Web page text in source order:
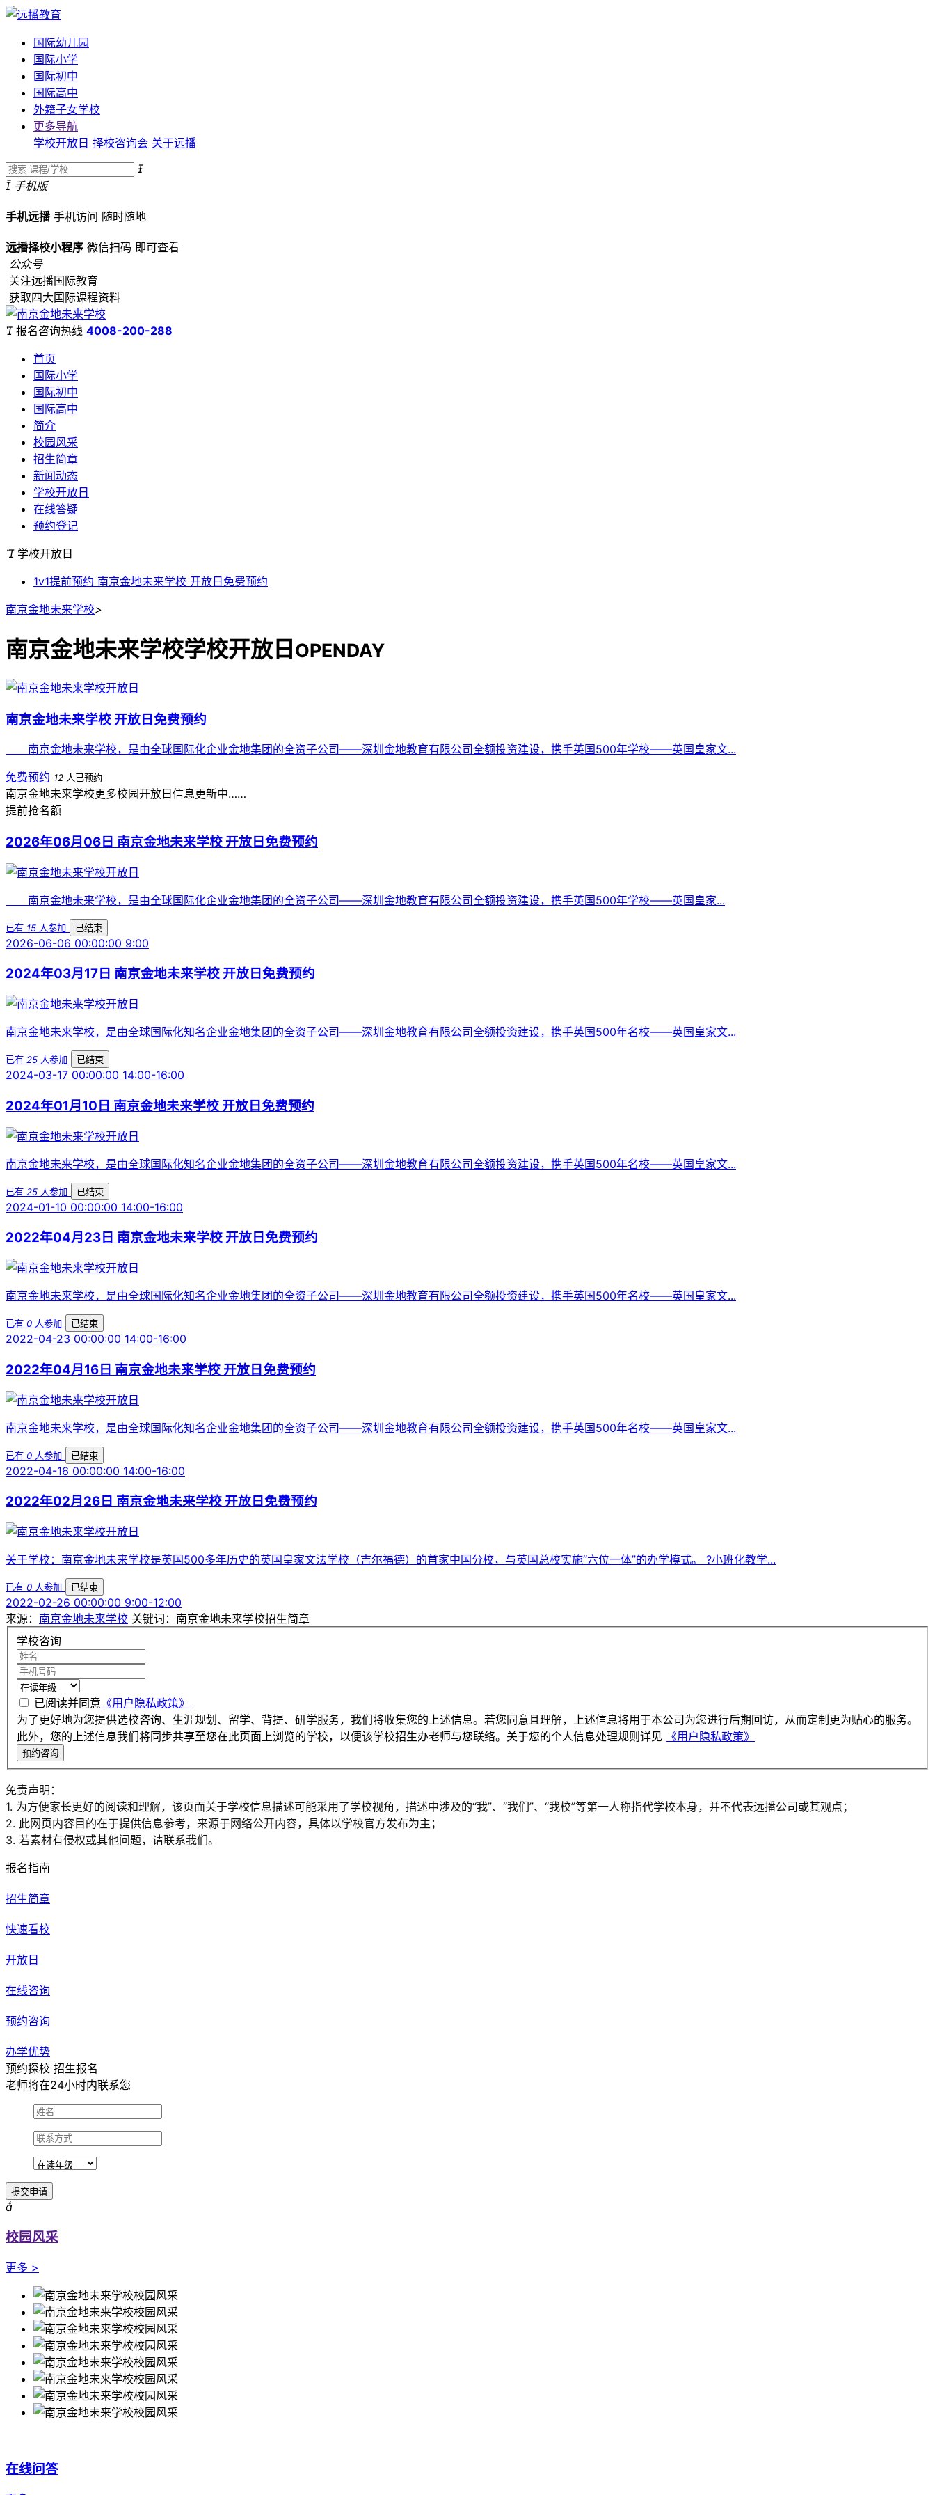
国际幼儿园
国际小学
国际初中
国际高中
外籍子女学校
更多导航
学校开放日 择校咨询会 关于远播

 手机版
手机远播 手机访问 随时随地
远播择校小程序 微信扫码 即可查看
公众号
关注远播国际教育
获取四大国际课程资料
 报名咨询热线 4008-200-288
首页
国际小学
国际初中
国际高中
简介
校园风采
招生简章
新闻动态
学校开放日
在线答疑
预约登记
学校开放日
1v1提前预约 南京金地未来学校 开放日免费预约
南京金地未来学校>
南京金地未来学校学校开放日 OPENDAY
南京金地未来学校 开放日免费预约
南京金地未来学校，是由全球国际化企业金地集团的全资子公司——深圳金地教育有限公司全额投资建设，携手英国500年学校——英国皇家文...
免费预约 12 人已预约
南京金地未来学校更多校园开放日信息更新中……
提前抢名额
2026年06月06日 南京金地未来学校 开放日免费预约
南京金地未来学校，是由全球国际化企业金地集团的全资子公司——深圳金地教育有限公司全额投资建设，携手英国500年学校——英国皇家...
已有 15 人参加 已结束
2026-06-06 00:00:00 9:00
2024年03月17日 南京金地未来学校 开放日免费预约
南京金地未来学校，是由全球国际化知名企业金地集团的全资子公司——深圳金地教育有限公司全额投资建设，携手英国500年名校——英国皇家文...
已有 25 人参加 已结束
2024-03-17 00:00:00 14:00-16:00
2024年01月10日 南京金地未来学校 开放日免费预约
南京金地未来学校，是由全球国际化知名企业金地集团的全资子公司——深圳金地教育有限公司全额投资建设，携手英国500年名校——英国皇家文...
已有 25 人参加 已结束
2024-01-10 00:00:00 14:00-16:00
2022年04月23日 南京金地未来学校 开放日免费预约
南京金地未来学校，是由全球国际化知名企业金地集团的全资子公司——深圳金地教育有限公司全额投资建设，携手英国500年名校——英国皇家文...
已有 0 人参加 已结束
2022-04-23 00:00:00 14:00-16:00
2022年04月16日 南京金地未来学校 开放日免费预约
南京金地未来学校，是由全球国际化知名企业金地集团的全资子公司——深圳金地教育有限公司全额投资建设，携手英国500年名校——英国皇家文...
已有 0 人参加 已结束
2022-04-16 00:00:00 14:00-16:00
2022年02月26日 南京金地未来学校 开放日免费预约
关于学校：南京金地未来学校是英国500多年历史的英国皇家文法学校（吉尔福德）的首家中国分校，与英国总校实施“六位一体”的办学模式。 ?小班化教学...
已有 0 人参加 已结束
2022-02-26 00:00:00 9:00-12:00
来源： 南京金地未来学校 关键词：南京金地未来学校招生简章
学校咨询
已阅读并同意 《用户隐私政策》
为了更好地为您提供选校咨询、生涯规划、留学、背提、研学服务，我们将收集您的上述信息。若您同意且理解，上述信息将用于本公司为您进行后期回访，从而定制更为贴心的服务。
此外，您的上述信息我们将同步共享至您在此页面上浏览的学校，以便该学校招生办老师与您联络。关于您的个人信息处理规则详见
《用户隐私政策》
预约咨询
免责声明：
1. 为方便家长更好的阅读和理解，该页面关于学校信息描述可能采用了学校视角，描述中涉及的“我”、“我们”、“我校”等第一人称指代学校本身，并不代表远播公司或其观点；
2. 此网页内容目的在于提供信息参考，来源于网络公开内容，具体以学校官方发布为主；
3. 若素材有侵权或其他问题，请联系我们。
报名指南
招生简章
快速看校
开放日
在线咨询
预约咨询
办学优势
预约探校 招生报名
老师将在24小时内联系您
提交申请

校园风采
更多 >
在线问答